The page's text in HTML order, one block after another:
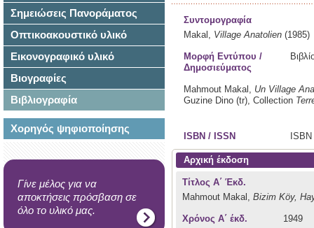
Σημειώσεις Πανοράματος
Οπτικοακουστικό υλικό
Εικονογραφικό υλικό
Βιογραφίες
Βιβλιογραφία
Χορηγός ψηφιοποίησης
Γίνε μέλος για να
αποκτήσεις πρόσβαση σε
όλο το υλικό μας.
Συντομογραφία
Makal, Village Anatolien (1985)
Μορφή Εντύπου /
Δημοσιεύματος
Mahmout Makal, Un Village
Guzine Dino (tr), Collection
ISBN / ISSN ISBN
Αρχική έκδοση
Τίτλος Α΄ Έκδ.
Mahmout Makal, Bizim Köy,
Χρόνος Α΄ έκδ. 1949